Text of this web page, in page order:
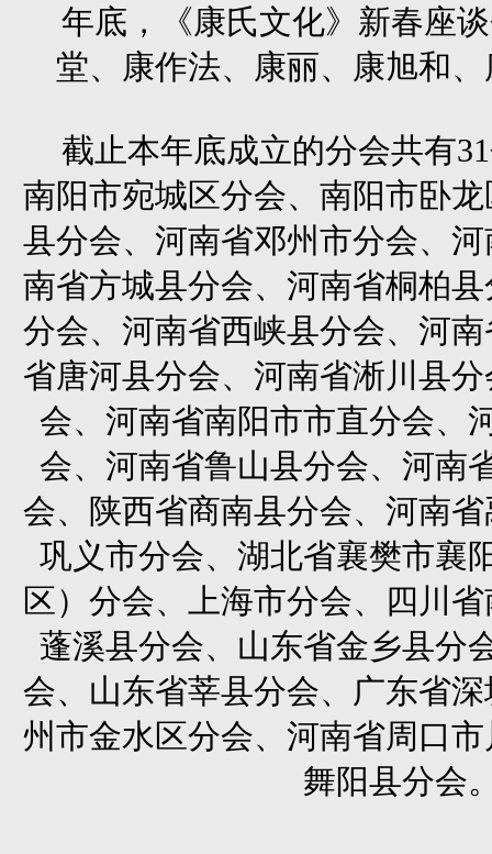
年底，《康氏文化》新春座
堂、康作法、康丽、康旭和
截止本年底成立的分会共有
南阳市宛城区分会、南阳市卧
县分会、河南省邓州市分会、
南省方城县分会、河南省桐柏
分会、河南省西峡县分会、河
省唐河县分会、河南省淅川县
会、河南省南阳市市直分会、
会、河南省鲁山县分会、河南
会、陕西省商南县分会、河南
巩义市分会、湖北省襄樊市襄
区）分会、上海市分会、四川
蓬溪县分会、山东省金乡县分
会、山东省莘县分会、广东省
州市金水区分会、河南省周口
舞阳县分会